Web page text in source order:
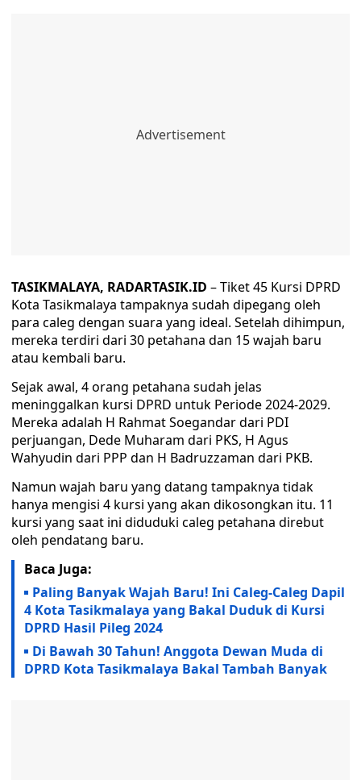
TASIKMALAYA, RADARTASIK.ID – Tiket 45 Kursi DPRD
Kota Tasikmalaya tampaknya sudah dipegang oleh
para caleg dengan suara yang ideal. Setelah dihimpun,
mereka terdiri dari 30 petahana dan 15 wajah baru
atau kembali baru.
Sejak awal, 4 orang petahana sudah jelas
meninggalkan kursi DPRD untuk Periode 2024-2029.
Mereka adalah H Rahmat Soegandar dari PDI
perjuangan, Dede Muharam dari PKS, H Agus
Wahyudin dari PPP dan H Badruzzaman dari PKB.
Namun wajah baru yang datang tampaknya tidak
hanya mengisi 4 kursi yang akan dikosongkan itu. 11
kursi yang saat ini diduduki caleg petahana direbut
oleh pendatang baru.
Baca Juga:
Paling Banyak Wajah Baru! Ini Caleg-Caleg Dapil
4 Kota Tasikmalaya yang Bakal Duduk di Kursi
DPRD Hasil Pileg 2024
Di Bawah 30 Tahun! Anggota Dewan Muda di
DPRD Kota Tasikmalaya Bakal Tambah Banyak